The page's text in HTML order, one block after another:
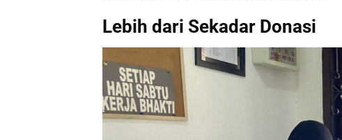
Lebih dari Sekadar Donasi